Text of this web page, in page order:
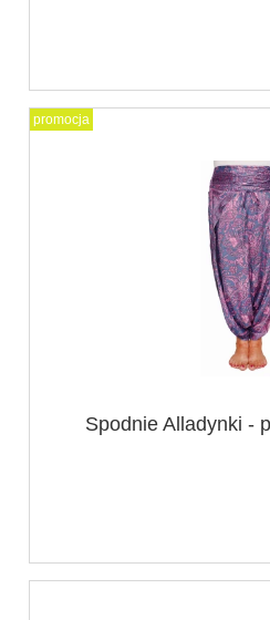
Spodnie Alladynki -
promocja